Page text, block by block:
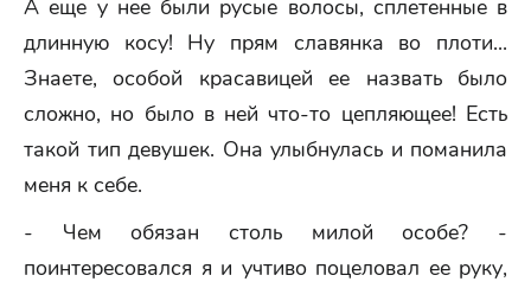
А еще у нее были русые волосы, сплетенные в
длинную косу! Ну прям славянка во плоти...
Знаете, особой красавицей ее назвать было
сложно, но было в ней что-то цепляющее! Есть
такой тип девушек. Она улыбнулась и поманила
меня к себе.
- Чем обязан столь милой особе? -
поинтересовался я и учтиво поцеловал ее руку,